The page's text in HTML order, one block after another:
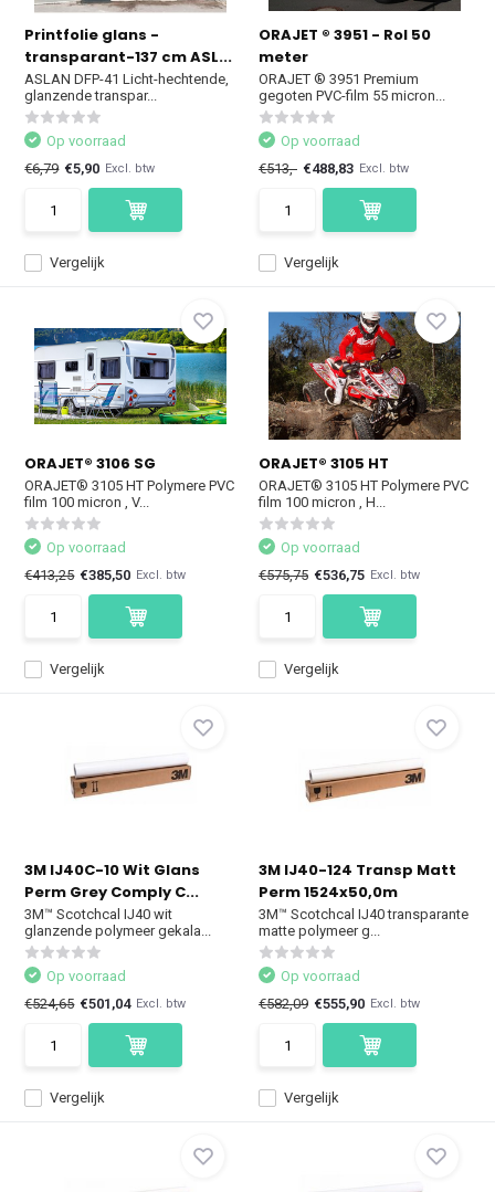
Printfolie glans -
transparant-137 cm ASL...
ASLAN DFP-41 Licht-hechtende,
glanzende transpar...
Vergelijk
Op voorraad
€6,79 €5,90 Excl. btw
ORAJET ® 3951 - Rol 50
meter
ORAJET ® 3951 Premium
gegoten PVC-film 55 micron...
Vergelijk
Op voorraad
€513,- €488,83 Excl. btw
ORAJET® 3106 SG
ORAJET® 3105 HT Polymere PVC
film 100 micron , V...
Vergelijk
Op voorraad
€413,25 €385,50 Excl. btw
ORAJET® 3105 HT
ORAJET® 3105 HT Polymere PVC
film 100 micron , H...
Vergelijk
Op voorraad
€575,75 €536,75 Excl. btw
3M IJ40C-10 Wit Glans
Perm Grey Comply C...
3M™ Scotchcal IJ40 wit
glanzende polymeer gekala...
Vergelijk
Op voorraad
€524,65 €501,04 Excl. btw
3M IJ40-124 Transp Matt
Perm 1524x50,0m
3M™ Scotchcal IJ40 transparante
matte polymeer g...
Vergelijk
Op voorraad
€582,09 €555,90 Excl. btw